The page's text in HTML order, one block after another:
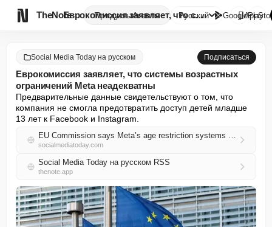
TheNote ПродуктыАгенты Еврокомиссия заявляет, что сис...
Русский GooglePlay

Social Media Today на русском Подписаться
Еврокомиссия заявляет, что системы возрастных
ограничений Meta неадекватны
Предварительные данные свидетельствуют о том, что
компания не смогла предотвратить доступ детей младше
13 лет к Facebook и Instagram.
EU Commission says Meta’s age restriction systems are inadequate
socialmediatoday.com
Social Media Today на русском RSS
thenote.app